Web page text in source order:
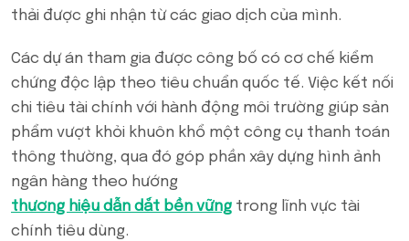
thải được ghi nhận từ các giao dịch của mình.
Các dự án tham gia được công bố có cơ chế kiểm
chứng độc lập theo tiêu chuẩn quốc tế. Việc kết nối
chi tiêu tài chính với hành động môi trường giúp sản
phẩm vượt khỏi khuôn khổ một công cụ thanh toán
thông thường, qua đó góp phần xây dựng hình ảnh
ngân hàng theo hướng
thương hiệu dẫn dắt bền vững trong lĩnh vực tài
chính tiêu dùng.